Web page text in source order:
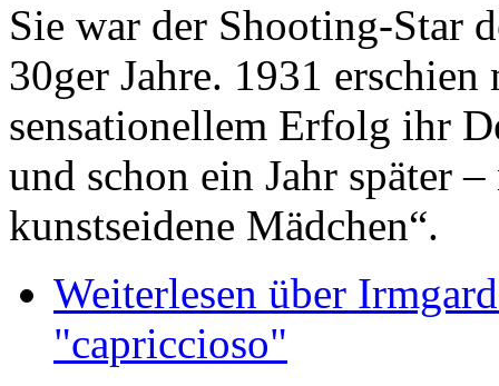
Sie war der Shooting-Star
30ger Jahre. 1931
sensationellem Erfolg ihr
und schon ein Jahr später
kunstseidene Mädchen“.
Weiterlesen über
"capriccioso"